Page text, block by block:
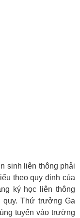
sinh liên thông phải
theo quy định của
ký học liên thông
Thứ trưởng Ga
tuyển vào trường